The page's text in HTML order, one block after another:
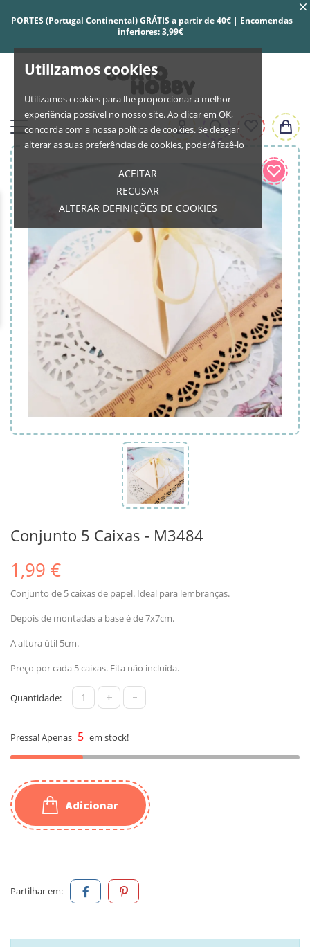
Utilizamos cookies
Utilizamos cookies para lhe proporcionar a melhor
experiência possível no nosso site. Ao clicar em OK,
concorda com a nossa política de cookies. Se desejar
alterar as suas preferências de cookies, poderá fazê-lo
ACEITAR
RECUSAR
ALTERAR DEFINIÇÕES DE COOKIES
PORTES (Portugal Continental) GRÁTIS a partir de 40€ | Encomendas
inferiores: 3,99€
Conjunto 5 Caixas - M3484
1,99 €
Conjunto de 5 caixas de papel. Ideal para lembranças.
Depois de montadas a base é de 7x7cm.
A altura útil 5cm.
Preço por cada 5 caixas. Fita não incluída.
Quantidade: + -
Pressa! Apenas 5 em stock!
Adicionar
Partilhar em: